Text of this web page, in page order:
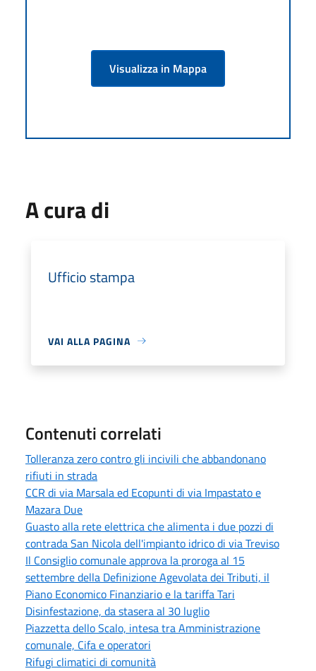
Visualizza in Mappa
A cura di
Ufficio stampa
VAI ALLA PAGINA
Contenuti correlati
Tolleranza zero contro gli incivili che abbandonano
rifiuti in strada
CCR di via Marsala ed Ecopunti di via Impastato e
Mazara Due
Guasto alla rete elettrica che alimenta i due pozzi di
contrada San Nicola dell'impianto idrico di via Treviso
Il Consiglio comunale approva la proroga al 15
settembre della Definizione Agevolata dei Tributi, il
Piano Economico Finanziario e la tariffa Tari
Disinfestazione, da stasera al 30 luglio
Piazzetta dello Scalo, intesa tra Amministrazione
comunale, Cifa e operatori
Rifugi climatici di comunità